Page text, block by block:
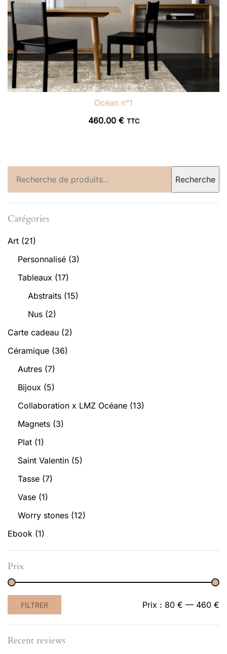
Océan n°1
460.00 € TTC
pour :
Recherche
Catégories
Art (21)
Personnalisé (3)
Tableaux (17)
Abstraits (15)
Nus (2)
Carte cadeau (2)
Céramique (36)
Autres (7)
Bijoux (5)
Collaboration x LMZ Océane (13)
Magnets (3)
Plat (1)
Saint Valentin (5)
Tasse (7)
Vase (1)
Worry stones (12)
Ebook (1)
Prix
Prix
min
Prix
max
FILTRER Prix : 80 € — 460 €
Recent reviews